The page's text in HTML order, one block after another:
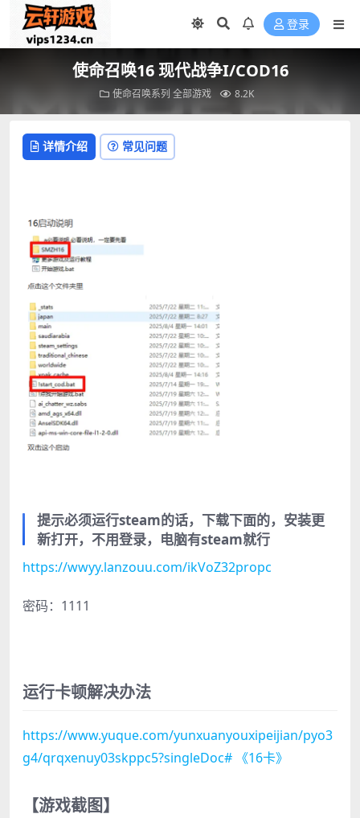
登录
使命召唤16 现代战争I/COD16
使命召唤系列 全部游戏 8.2K
详情介绍 常见问题
提示必须运行steam的话，下载下面的，安装更
新打开，不用登录，电脑有steam就行
https://wwyy.lanzouu.com/ikVoZ32propc
密码：1111
运行卡顿解决办法
https://www.yuque.com/yunxuanyouxipeijian/pyo3
g4/qrqxenuy03skppc5?singleDoc# 《16卡》
【游戏截图】